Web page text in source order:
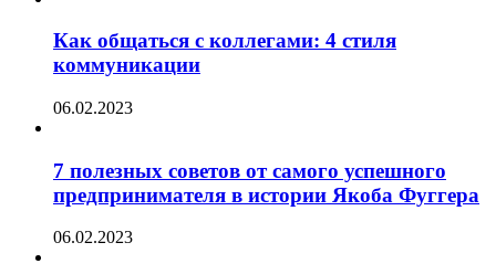
Как общаться с коллегами: 4 стиля
коммуникации
06.02.2023
7 полезных советов от самого успешного
предпринимателя в истории Якоба Фуггера
06.02.2023